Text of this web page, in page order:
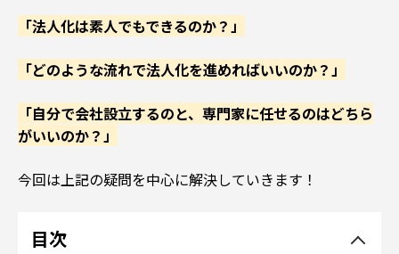
「法人化は素人でもできるのか？」
「どのような流れで法人化を進めればいいのか？」
「自分で会社設立するのと、専門家に任せるのはどちら
がいいのか？」
今回は上記の疑問を中心に解決していきます！
目次